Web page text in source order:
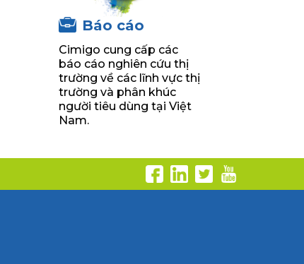
Báo cáo
Cimigo cung cấp các
báo cáo nghiên cứu thị
trường về các lĩnh vực thị
trường và phân khúc
người tiêu dùng tại Việt
Nam.